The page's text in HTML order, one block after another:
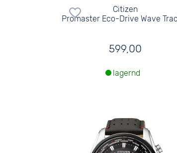
Citizen
Promaster Eco-Drive Wave
599,00
lagernd